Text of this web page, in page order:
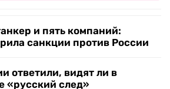
и пять компаний:
санкции против России
ответили, видят ли в
«русский след»